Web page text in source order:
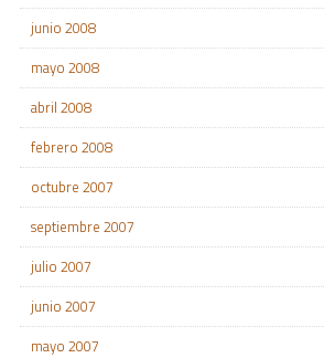
junio 2008
mayo 2008
abril 2008
febrero 2008
octubre 2007
septiembre 2007
julio 2007
junio 2007
mayo 2007